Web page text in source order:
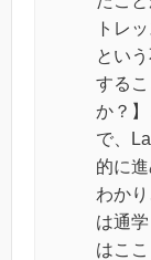
トレ
とい
する
か？
で、
的に
わか
は通
はこ